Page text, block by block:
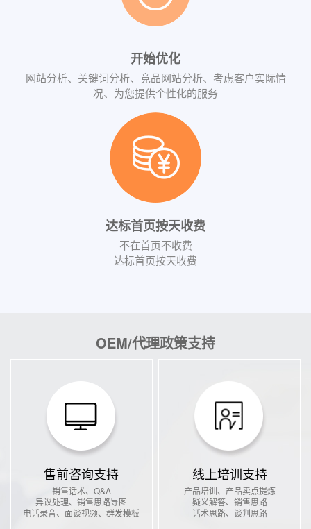
开始优化
网站分析、关键词分析、竞品网站分析、考虑客户实际情
况、为您提供个性化的服务
达标首页按天收费
不在首页不收费
达标首页按天收费
OEM/代理政策支持
售前咨询支持
销售话术、Q&A
异议处理、销售思路导图
电话录音、面谈视频、群发模板
线上培训支持
产品培训、产品卖点提炼
疑义解答、销售思路
话术思路、谈判思路